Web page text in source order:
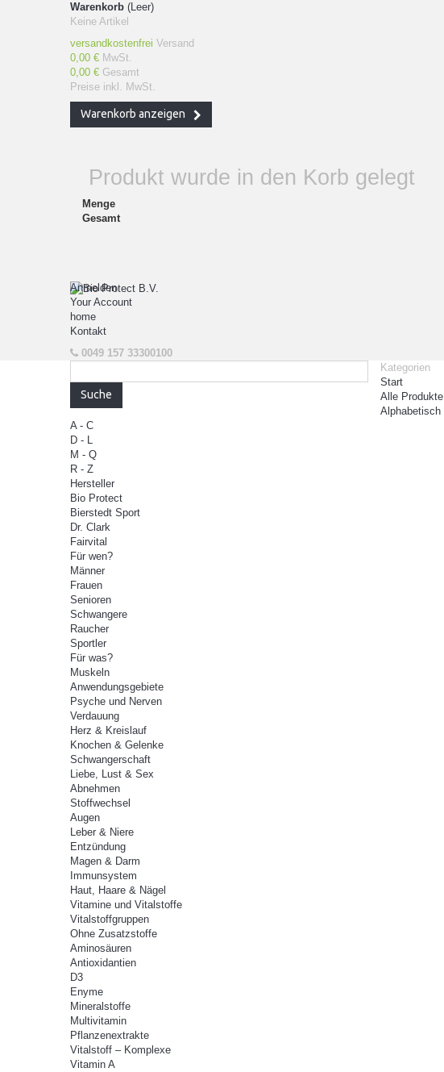
Warenkorb (Leer)
Keine Artikel
versandkostenfrei Versand
0,00 € MwSt.
0,00 € Gesamt
Preise inkl. MwSt.
Warenkorb anzeigen
Produkt wurde in den Korb gelegt
Menge
Gesamt
Anmelden
Your Account
home
Kontakt
0049 157 33300100
Suche
Kategorien
Start
Alle Produkte
Alphabetisch
A - C
D - L
M - Q
R - Z
Hersteller
Bio Protect
Bierstedt Sport
Dr. Clark
Fairvital
Für wen?
Männer
Frauen
Senioren
Schwangere
Raucher
Sportler
Für was?
Muskeln
Anwendungsgebiete
Psyche und Nerven
Verdauung
Herz & Kreislauf
Knochen & Gelenke
Schwangerschaft
Liebe, Lust & Sex
Abnehmen
Stoffwechsel
Augen
Leber & Niere
Entzündung
Magen & Darm
Immunsystem
Haut, Haare & Nägel
Vitamine und Vitalstoffe
Vitalstoffgruppen
Ohne Zusatzstoffe
Aminosäuren
Antioxidantien
D3
Enyme
Mineralstoffe
Multivitamin
Pflanzenextrakte
Vitalstoff – Komplexe
Vitamin A